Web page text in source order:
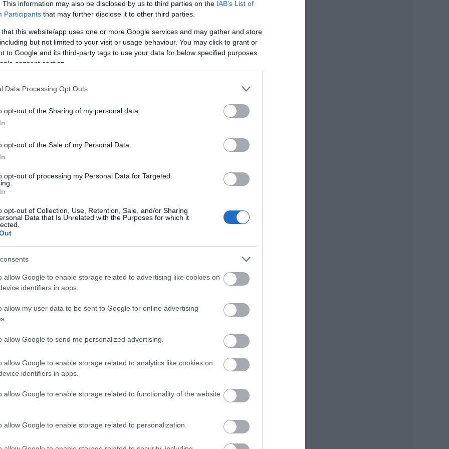
This information may also be disclosed by us to third parties on the IAB’s List of
Participants that may further disclose it to other third parties.
that this website/app uses one or more Google services and may gather and store
but not limited to your visit or usage behaviour. You may click to grant or
to Google and its third-party tags to use your data for below specified purposes
consent section.
Data Processing Opt Outs
opt-out of the Sharing of my personal data.
opt-out of the Sale of my Personal Data.
opt-out of processing my Personal Data for Targeted
opt-out of Collection, Use, Retention, Sale, and/or Sharing
Data that Is Unrelated with the Purposes for which it
allow Google to enable storage related to advertising like cookies on
identifiers in apps.
allow my user data to be sent to Google for online advertising
allow Google to send me personalized advertising.
allow Google to enable storage related to analytics like cookies on
identifiers in apps.
allow Google to enable storage related to functionality of the website
allow Google to enable storage related to personalization.
Woolf.
az emberek annyit tudnak, hogy egy fiú áll
a Hamletről, nem Edward Albee-ról, hanem
azt hinni – soha – hogy a nézők valamit is
hogy a nézők nem tudnak semmit. Ezért tehát
történne, kell bemutatni. Nem lehet alapozni arra,
a Nem félünk a farkastólban, hogy az a gyerek
kitalált. Ezt mind ott kell megoldani, a színpadon.
részeire fektetett különösen nagy hangsúlyt, illetve mely
állításnál? Mi alapján történtek a húzások?
is befolyásolják. Győrben – akármilyen nagy –
autóbuszok utolsó indulásához kell igazítani, hogy
három felvonásra írt darabokat, kínnal-keservvel kell
előadásnak ne 10 óra 15-kor legyen vége, mert
átéltem, hogy a legnagyobb figyelemmel
mert nem érik el a buszt. Ennél borzasztóbb
kárára is erősnek kell lenni abban az értelemben,